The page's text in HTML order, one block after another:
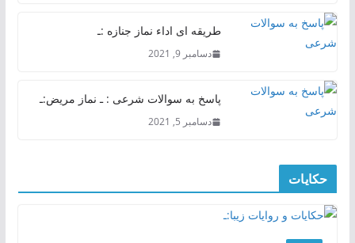
طریقه ای اداء نماز جنازه :ـ
دسامبر 9, 2021
پاسخ به سوالات شرعی : ـ نماز مریض:ـ
دسامبر 5, 2021
حکایات